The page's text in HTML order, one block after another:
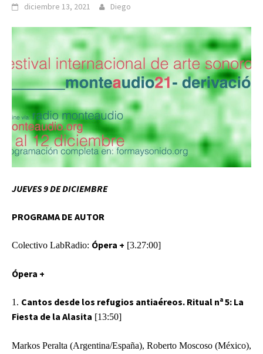
diciembre 13, 2021 Diego
JUEVES 9 DE DICIEMBRE
PROGRAMA DE AUTOR
Colectivo LabRadio: Ópera + [3.27:00]
Ópera +
1. Cantos desde los refugios antiaéreos. Ritual nª 5: La
Fiesta de la Alasita [13:50]
Markos Peralta (Argentina/España), Roberto Moscoso (México),